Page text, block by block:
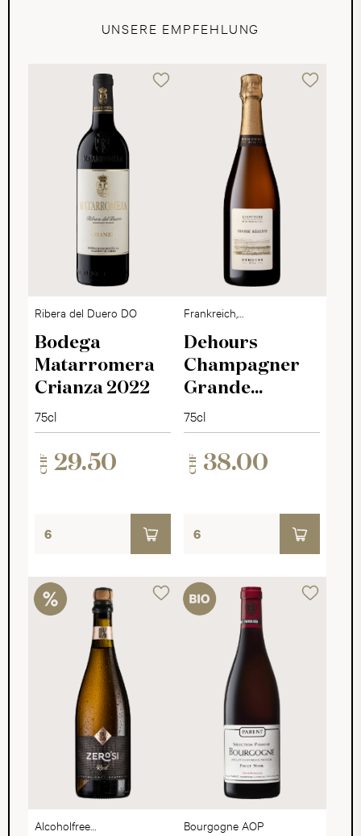
UNSERE EMPFEHLUNG
Ribera del Duero DO
Bodega
Matarromera
Crianza 2022
75cl
CHF 29.50
Frankreich,
Champagne
Dehours
Champagner
Grande
Réserve Brut
75cl
CHF 38.00
Alcoholfree
Bourgogne AOP